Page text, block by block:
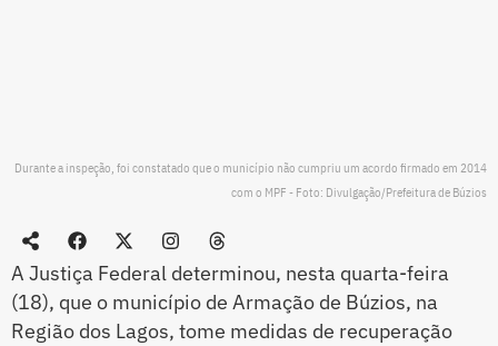
Durante a inspeção, foi constatado que o município não cumpriu um acordo firmado em 2014
com o MPF - Foto: Divulgação/Prefeitura de Búzios
A Justiça Federal determinou, nesta quarta-feira
(18), que o município de Armação de Búzios, na
Região dos Lagos, tome medidas de recuperação